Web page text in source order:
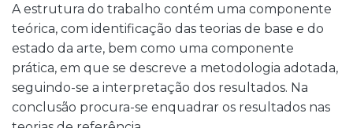
A estrutura do trabalho contém uma componente
teórica, com identificação das teorias de base e do
estado da arte, bem como uma componente
prática, em que se descreve a metodologia adotada,
seguindo-se a interpretação dos resultados. Na
conclusão procura-se enquadrar os resultados nas